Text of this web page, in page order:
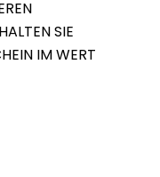
SIE
IM WERT